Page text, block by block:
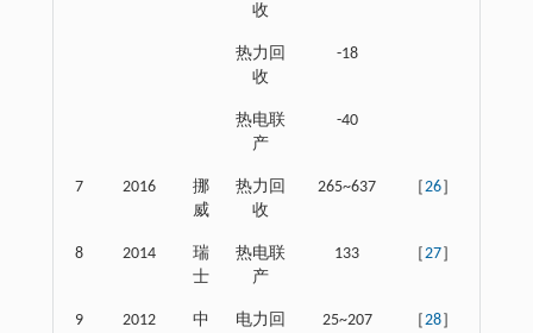
收
热力回
收
-18
热电联
产
-40
7 2016
挪
威
热力回
收
265~637 26］
8 2014
瑞
士
热电联
产
133 27］
9 2012
中
电力回
25~207 28］